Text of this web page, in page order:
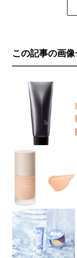
この記事の画